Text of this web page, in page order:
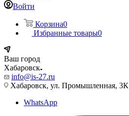
Войти
Корзина0
Избранные товары0
Ваш город
Хабаровск
info@is-27.ru
Хабаровск, ул. Промышленная, 3К
WhatsApp